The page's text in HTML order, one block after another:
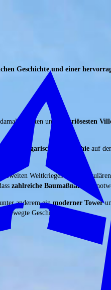
Geschichte und einer
größten und luxuriösesten
Ungarische Monarchie auf
Weltkrieges seinen
zahlreiche Baumaßnahmen
anderem einmoderner Tower
Geschichte.